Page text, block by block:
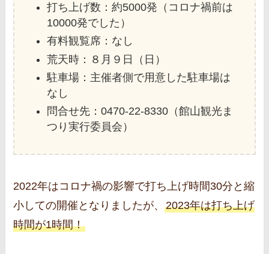
打ち上げ数：約5000発（コロナ禍前は
10000発でした）
有料観覧席：なし
荒天時：８月９日（日）
駐車場：主催者側で用意した駐車場は
なし
問合せ先：0470-22-8330（館山観光ま
つり実行委員会）
2022年はコロナ禍の影響で打ち上げ時間30分と縮
小しての開催となりましたが、2023年は打ち上げ
時間が1時間！